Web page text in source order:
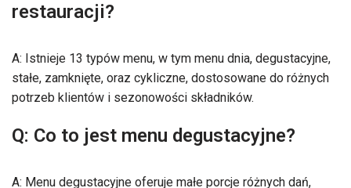
restauracji?
A: Istnieje 13 typów menu, w tym menu dnia, degustacyjne,
stałe, zamknięte, oraz cykliczne, dostosowane do różnych
potrzeb klientów i sezonowości składników.
Q: Co to jest menu degustacyjne?
A: Menu degustacyjne oferuje małe porcje różnych dań,